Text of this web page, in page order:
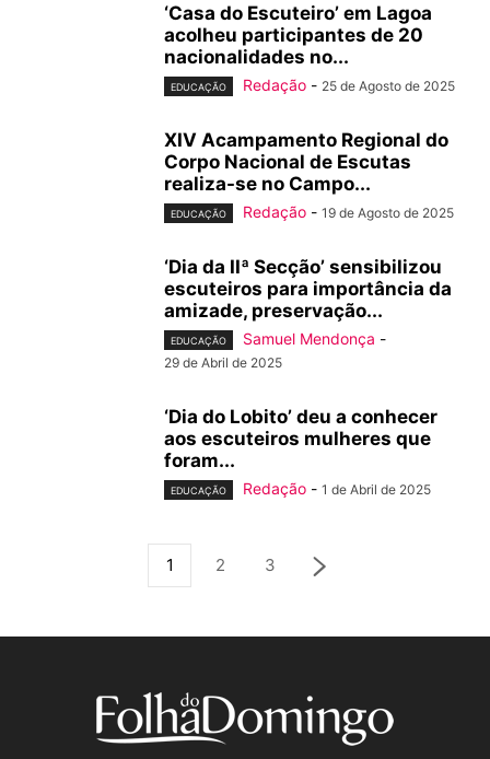
‘Casa do Escuteiro’ em Lagoa
acolheu participantes de 20
nacionalidades no...
EDUCAÇÃO Redação - 25 de Agosto de 2025
XIV Acampamento Regional do
Corpo Nacional de Escutas
realiza-se no Campo...
EDUCAÇÃO Redação - 19 de Agosto de 2025
‘Dia da IIª Secção’ sensibilizou
escuteiros para importância da
amizade, preservação...
EDUCAÇÃO Samuel Mendonça -
29 de Abril de 2025
‘Dia do Lobito’ deu a conhecer
aos escuteiros mulheres que
foram...
EDUCAÇÃO Redação - 1 de Abril de 2025
1 2 3